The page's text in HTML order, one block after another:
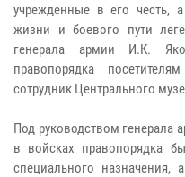
учрежденные в его честь,
жизни и боевого пути
генерала армии И.К.
правопорядка
сотрудник Центрального
Под руководством генерала
в войсках правопорядка
специального